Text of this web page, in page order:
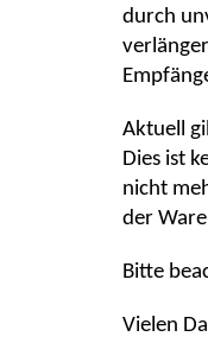
durch
Aktuell
Dies ist
nicht
der
Bitte
Vielen